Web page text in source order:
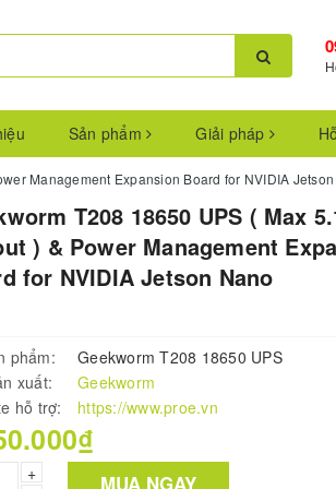
Sản phẩm Giải pháp
Management Expansion Board for NVIDIA
T208 18650 UPS ( Max
) & Power Management
for NVIDIA Jetson Nano
phẩm:
Geekworm T208 18650 UPS
xuất:
Geekworm
hỗ trợ:
https://www.proe.vn
+
MUA NGAY